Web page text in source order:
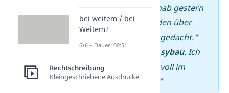
Person A: „Ich hab gestern
wieder vier Stunden über
Philosophie nachgedacht.“
sybau. Ich
war auch wieder voll im
Gedankenchaos.“
bei weitem / bei
Weitem?
6/6 – Dauer: 00:51
Rechtschreibung
Kleingeschriebene Ausdrücke